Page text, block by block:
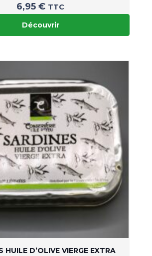
6,95 € TTC
Découvrir
HUILE D’OLIVE VIERGE EXTRA